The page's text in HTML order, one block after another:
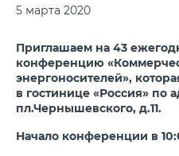
5 марта 2020
Приглашаем на 43
конференцию
энергоносителей»,
в гостинице «Россия» по
пл.Чернышевского, д.11.
Начало конференции в